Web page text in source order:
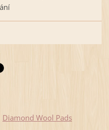
Diamond Wool Pads